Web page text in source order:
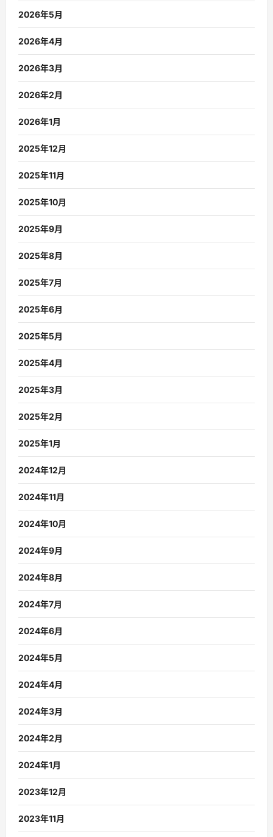
2026年5月
2026年4月
2026年3月
2026年2月
2026年1月
2025年12月
2025年11月
2025年10月
2025年9月
2025年8月
2025年7月
2025年6月
2025年5月
2025年4月
2025年3月
2025年2月
2025年1月
2024年12月
2024年11月
2024年10月
2024年9月
2024年8月
2024年7月
2024年6月
2024年5月
2024年4月
2024年3月
2024年2月
2024年1月
2023年12月
2023年11月